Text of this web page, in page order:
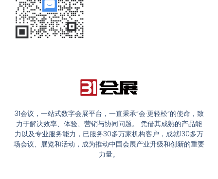
31会议，一站式数字会展平台，一直秉承“会·更轻松”的使命，致
力于解决效率、体验、营销与协同问题。 凭借其成熟的产品能
力以及专业服务能力，已服务30多万家机构客户，成就130多万
场会议、展览和活动，成为推动中国会展产业升级和创新的重要
力量。